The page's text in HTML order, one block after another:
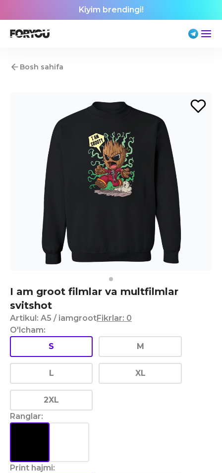
Kiyim brendingi!
Bosh sahifa
I am groot filmlar va multfilmlar
svitshot
Artikul: A5 / iamgrootFikrlar: 0
O'lcham:
S
M
L XL
2XL
Ranglar:
Print hajmi: